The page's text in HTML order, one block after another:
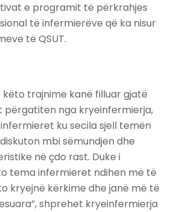
e programit të përkrahjes
të infermierëve që ka nisur
të QSUT.
këto trajnime kanë filluar gjatë
përgatiten nga kryeinfermierja,
ku secila sjell temën
mbi sëmundjen dhe
në çdo rast. Duke i
tema infermieret ndihen më të
kryejnë kërkime dhe janë më të
shprehet kryeinfermierja